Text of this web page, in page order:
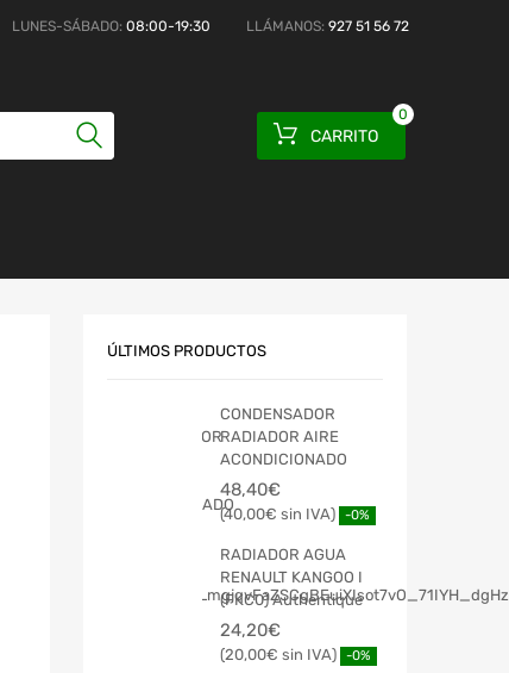
LUNES-SÁBADO: 08:00-19:30 LLÁMANOS: 927 51 56 72
CARRITO
0
ÚLTIMOS PRODUCTOS
CONDENSADOR
RADIADOR AIRE
ACONDICIONADO
48,40€
40,00€ -0%
RADIADOR AGUA
RENAULT KANGOO I
(FKC0) Authentique
24,20€
20,00€ -0%